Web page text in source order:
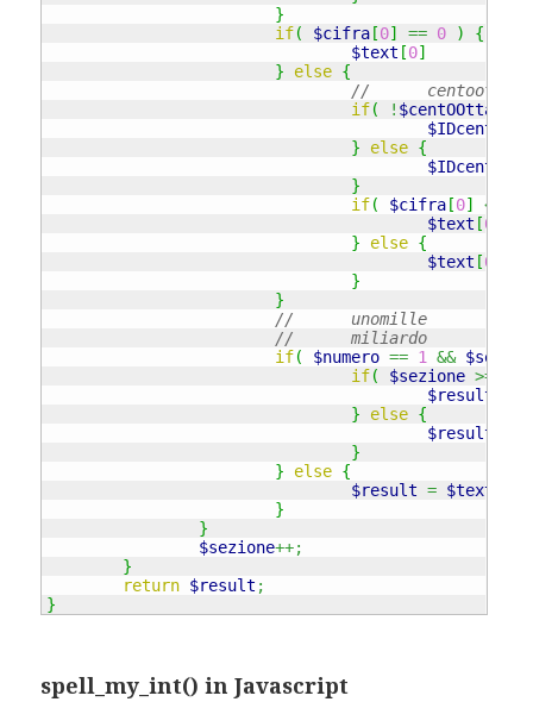
}
if( $cifra [0] == 0 )
{
$text [0]
}
else {
//
if( ! $centOOttanta
$IDcent
}
else {
$IDcent
}
if( $cifra [0] <>
$text [0
}
else {
$text [0
}
}
if( $numero == 1 &&
if( $sezione >=
$result
}
else {
$result
}
}
else {
$result = $text
}
}
$sezione++;
}
return $result ;
}
spell_my_int() in Javascript